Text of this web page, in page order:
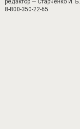
редактор — Старченко И.
8-800-350-22-65.